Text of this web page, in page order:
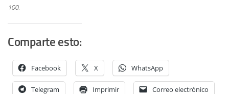
100.
Comparte esto:
Facebook X WhatsApp
Telegram Imprimir Correo electrónico